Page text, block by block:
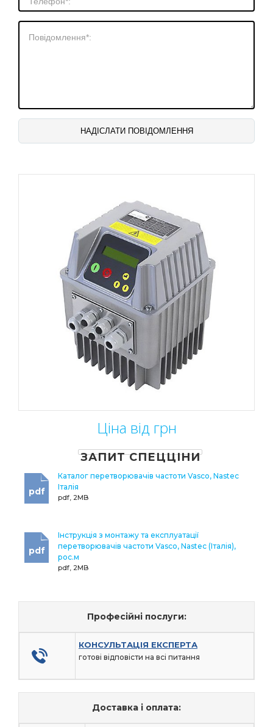
Ціна від грн
ЗАПИТ СПЕЦЦІНИ
Каталог перетворювачів частоти Vasco, Nastec
Італія
pdf, 2MB
pdf
Інструкція з монтажу та експлуатації
перетворювачів частоти Vasco, Nastec (Італія),
рос.м
pdf, 2MB
pdf
Професійні послуги:
КОНСУЛЬТАЦІЯ ЕКСПЕРТА
готові відповісти на всі питання
Доставка і оплата: